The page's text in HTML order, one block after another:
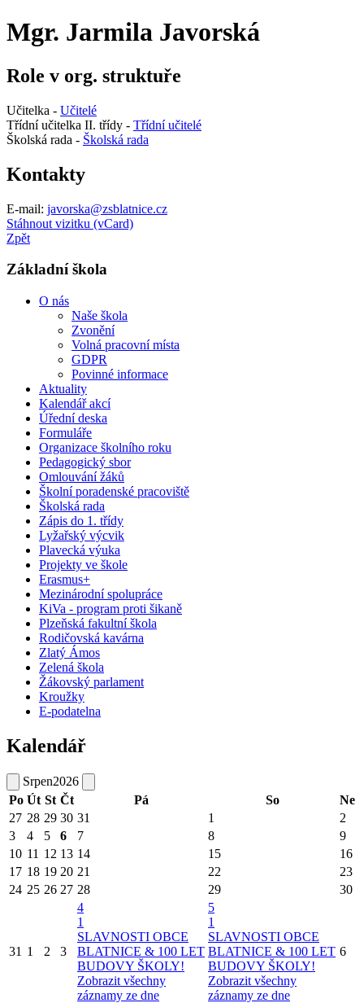
Mgr. Jarmila Javorská
Role v org. struktuře
Učitelka - Učitelé
Třídní učitelka II. třídy - Třídní učitelé
Školská rada - Školská rada
Kontakty
E-mail: javorska@zsblatnice.cz
Stáhnout vizitku (vCard)
Zpět
Základní škola
O nás
Naše škola
Zvonění
Volná pracovní místa
GDPR
Povinné informace
Aktuality
Kalendář akcí
Úřední deska
Formuláře
Organizace školního roku
Pedagogický sbor
Omlouvání žáků
Školní poradenské pracoviště
Školská rada
Zápis do 1. třídy
Lyžařský výcvik
Plavecká výuka
Projekty ve škole
Erasmus+
Mezinárodní spolupráce
KiVa - program proti šikaně
Plzeňská fakultní škola
Rodičovská kavárna
Zlatý Ámos
Zelená škola
Žákovský parlament
Kroužky
E-podatelna
Kalendář
Srpen2026
Po Út St Čt Pá So
Ne
27 28 29 30 31 1
2
3
4 5 6 7 8
9
10 11 12 13 14 15
16
17 18 19 20 21 22
23
24 25 26 27 28 29 30
31 1 2 3
4
1
SLAVNOSTI OBCE
BLATNICE & 100 LET
BUDOVY ŠKOLY!
Zobrazit všechny
záznamy ze dne
5
1
SLAVNOSTI OBCE
BLATNICE & 100 LET
BUDOVY ŠKOLY!
Zobrazit všechny
záznamy ze dne
6